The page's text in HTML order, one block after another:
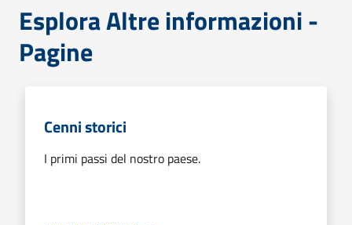
Esplora Altre informazioni -
Pagine
Cenni storici
I primi passi del nostro paese.